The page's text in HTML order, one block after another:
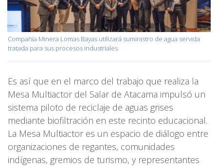
Compañía Minera Lomas Bayas utilizará suministro de agua servida
tratada para sus procesos industriales
Es así que en el marco del trabajo que realiza la
Mesa Multiactor del Salar de Atacama impulsó un
sistema piloto de reciclaje de aguas grises
mediante biofiltración en este recinto educacional.
La Mesa Multiactor es un espacio de diálogo entre
organizaciones de regantes, comunidades
indígenas, gremios de turismo, y representantes